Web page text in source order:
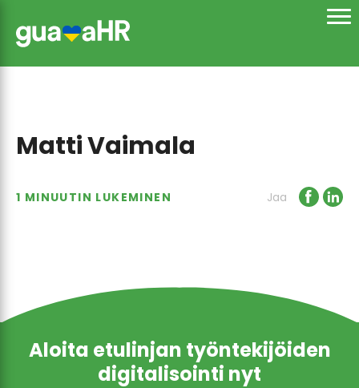
Matti Vaimala
1 MINUUTIN LUKEMINEN Jaa
Aloita etulinjan työntekijöiden
digitalisointi nyt